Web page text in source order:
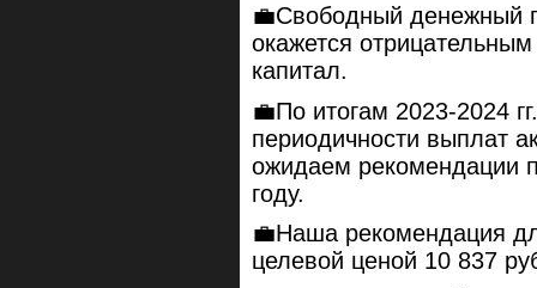
💼Свободный денежный
окажется
капитал.
💼По итогам 2023-2024
периодичности выплат
ожидаем рекомендации
году.
💼Наша рекомендация
целевой ценой 10 837